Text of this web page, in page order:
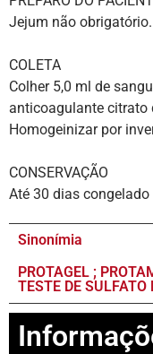
Jejum não obrigatório.
COLETA
Colher 5,0 ml de
anticoagulante citrato
Homogeinizar por
CONSERVAÇÃO
Até 30 dias congelado
Sinonímia
PROTAGEL ;
TESTE DE